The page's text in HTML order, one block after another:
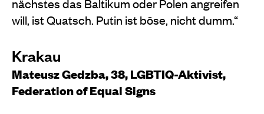
will, ist Quatsch. Putin ist böse, nicht dumm.“
Krakau
Mateusz Gedzba, 38, LGBTIQ-Aktivist,
Federation of Equal Signs